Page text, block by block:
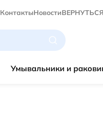
КонтактыНовостиВЕРНУТЬСЯ
Умывальники и